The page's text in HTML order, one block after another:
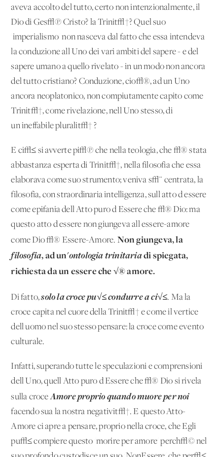
aveva accolto del tutto, certo non intenzionalmente, il
Dio di Ges√π Cristo? la Trinit√†? Quel suo
'imperialismo' non nasceva dal fatto che essa intendeva
la conduzione all'Uno dei vari ambiti del sapere - e del
sapere umano a quello rivelato - in un modo non ancora
del tutto cristiano? Conduzione, cio√®, ad un Uno
ancora neoplatonico, non compiutamente capito come
Trinit√†, come rivelazione, nell'Uno stesso, di
un'ineffabile pluralit√† ?
E ci√≤ si avverte pi√π che nella teologia, che √® stata
abbastanza esperta di Trinit√†, nella filosofia che essa
elaborava come suo strumento; veniva s√¨ centrata, la
filosofia, con straordinaria intelligenza, sull'atto d'essere
come epifania dell'Atto puro d'Essere che √® Dio: ma
questo atto d'essere non giungeva all'essere-amore
come Dio √® Essere-Amore. Non giungeva, la
filosofia, ad un'ontologia trinitariadi spiegata,
richiesta da un essere che √® amore.
Di fatto,solo la croce pu√≤ condurre a ci√≤. Ma la
croce capita nel cuore della Trinit√† e come il vertice
dell'uomo nel suo stesso pensare: la croce come evento
culturale.
Infatti, superando tutte le speculazioni e comprensioni
dell'Uno, quell'Atto puro d'Essere che √® Dio si rivela
sulla croceAmore proprio quando muore per noi
facendo sua la nostra negativit√†. E questo Atto-
Amore ci apre a pensare, proprio nella croce, che Egli
pu√≤ compiere questo 'morire per amore' perch√© nel